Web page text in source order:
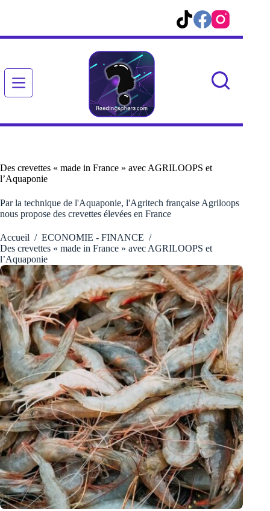
Des crevettes « made in France » avec AGRILOOPS et
l’Aquaponie
Par la technique de l'Aquaponie, l'Agritech française Agriloops
nous propose des crevettes élevées en France
Accueil / ECONOMIE - FINANCE /
Des crevettes « made in France » avec AGRILOOPS et
l’Aquaponie